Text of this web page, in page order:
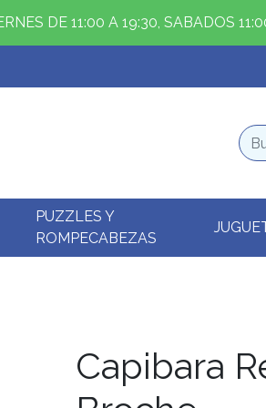
DE 11:00 A 19:30, SABADOS
PUZZLES Y
ROMPECABEZAS
Capibara